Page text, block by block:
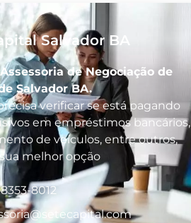
Salvador BA
de Negociação de
Salvador BA.
verificar se está pagando
em empréstimos bancários,
de veículos, entre outros,
melhor opção
8012